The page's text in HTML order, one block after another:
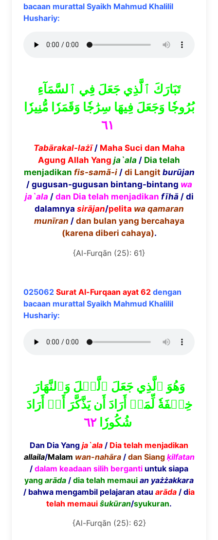
bacaan murattal Syaikh Mahmud Khalilil
Hushariy:
تَبَارَكَ ٱلَّذِي جَعَلَ فِي ٱلسَّمَآءِ
بُرُوجٗا وَجَعَلَ فِيهَا سِرَٰجٗا وَقَمَرٗا مُّنِيرٗا
٦١
Tabārakal-lażī/ Maha Suci dan Maha
Agung Allah Yang ja`ala / Dia telah
menjadikan fis-samã-i/di Langit burūjan
/ gugusan-gugusan bintang-bintang wa
ja`ala/ dan Dia telah menjadikan fīhā/ di
dalamnya sirājan/pelita wa qamaran
munīran / dan bulan yang bercahaya
(karena diberi cahaya).
{Al-Furqān (25): 61}
025062 Surat Al-Furqaan ayat 62 dengan
bacaan murattal Syaikh Mahmud Khalilil
Hushariy:
وَهُوَ ٱلَّذِي جَعَلَ ٱلَّيۡلَ وَٱلنَّهَارَ
خِلۡفَةٗ لِّمَنۡ أَرَادَ أَن يَذَّكَّرَ أَوۡ أَرَادَ
شُكُورٗا٦٢
Dan Dia Yang ja`ala / Dia telah menjadikan
allaila/Malam wan-nahāra/ dan Siang ḳilfatan
/ dalam keadaan silih berganti untuk siapa
yang arāda / dia telah memaui an yażżakkara
/ bahwa mengambil pelajaran atau arāda / dia
telah memaui ŝukūran/syukuran.
{Al-Furqān (25): 62}